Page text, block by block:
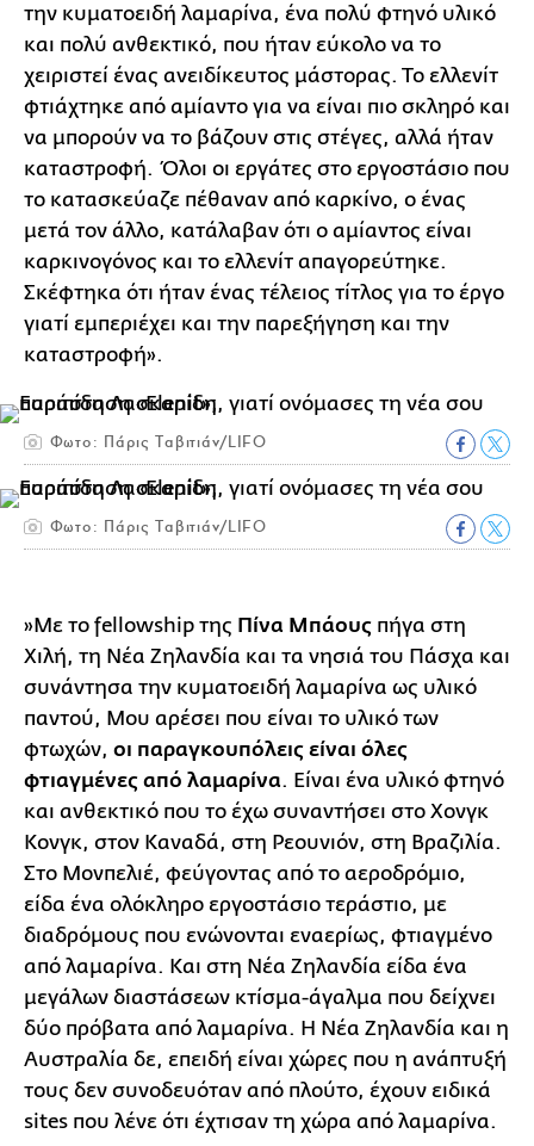
την κυματοειδή λαμαρίνα, ένα πολύ φτηνό υλικό
και πολύ ανθεκτικό, που ήταν εύκολο να το
χειριστεί ένας ανειδίκευτος μάστορας. Το ελλενίτ
φτιάχτηκε από αμίαντο για να είναι πιο σκληρό και
να μπορούν να το βάζουν στις στέγες, αλλά ήταν
καταστροφή. Όλοι οι εργάτες στο εργοστάσιο που
το κατασκεύαζε πέθαναν από καρκίνο, ο ένας
μετά τον άλλο, κατάλαβαν ότι ο αμίαντος είναι
καρκινογόνος και το ελλενίτ απαγορεύτηκε.
Σκέφτηκα ότι ήταν ένας τέλειος τίτλος για το έργο
γιατί εμπεριέχει και την παρεξήγηση και την
καταστροφή».
Φωτο: Πάρις Ταβιτιάν/LIFO
Φωτο: Πάρις Ταβιτιάν/LIFO
»Με το fellowship της Πίνα Μπάους πήγα στη
Χιλή, τη Νέα Ζηλανδία και τα νησιά του Πάσχα και
συνάντησα την κυματοειδή λαμαρίνα ως υλικό
παντού, Μου αρέσει που είναι το υλικό των
φτωχών, οι παραγκουπόλεις είναι όλες
φτιαγμένες από λαμαρίνα. Είναι ένα υλικό φτηνό
και ανθεκτικό που το έχω συναντήσει στο Χονγκ
Κονγκ, στον Καναδά, στη Ρεουνιόν, στη Βραζιλία.
Στο Μονπελιέ, φεύγοντας από το αεροδρόμιο,
είδα ένα ολόκληρο εργοστάσιο τεράστιο, με
διαδρόμους που ενώνονται εναερίως, φτιαγμένο
από λαμαρίνα. Και στη Νέα Ζηλανδία είδα ένα
μεγάλων διαστάσεων κτίσμα-άγαλμα που δείχνει
δύο πρόβατα από λαμαρίνα. Η Νέα Ζηλανδία και η
Αυστραλία δε, επειδή είναι χώρες που η ανάπτυξή
τους δεν συνοδευόταν από πλούτο, έχουν ειδικά
sites που λένε ότι έχτισαν τη χώρα από λαμαρίνα.